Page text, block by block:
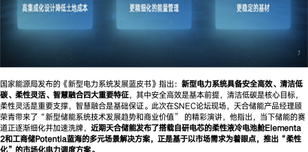
国家能源局发布的《新型电力系统发展蓝皮书》指出： 新型电力系统具备安全高效、清洁低
碳、柔性灵活、智慧融合四大重要特征，其中安全高效是基本前提，清洁低碳是核心目标，
柔性灵活是重要支撑，智慧融合是基础保证。此次在SNEC论坛现场，天合储能产品经理顾
荣青带来了“新型储能系统技术发展趋势和商业价值” 的精彩演讲，他指出，当下储能的赛
道正逐渐细化并加速洗牌， 近期天合储能发布了搭载自研电芯的柔性液冷电池舱Elementa
2和工商储Potentia蓝海的多元场景解决方案，正是基于以市场需求为着眼点，推出“柔性
化”的市场化电力调度方案。